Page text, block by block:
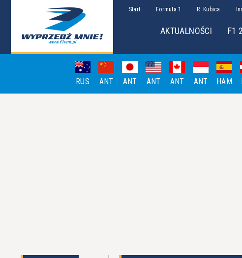
Start Formuła 1 R. Kubica
AKTUALNOŚCI F1
RUS ANT ANT ANT ANT ANT HAM